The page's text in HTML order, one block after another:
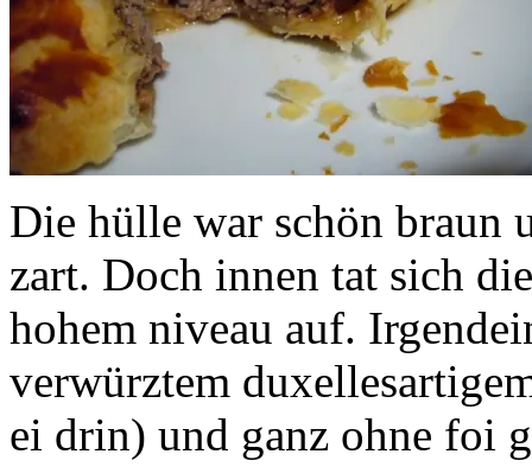
Die hülle war schön braun
zart. Doch innen tat sich
hohem niveau auf.
verwürztem
ei drin) und ganz ohne foi